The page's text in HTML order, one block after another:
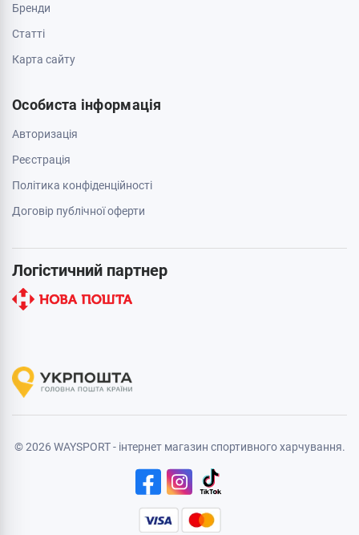
Бренди
Cтатті
Карта сайту
Особиста інформація
Авторизація
Реєстрація
Політика конфіденційності
Договір публічної оферти
Логістичний партнер
© 2026 WAYSPORT - інтернет магазин спортивного харчування.